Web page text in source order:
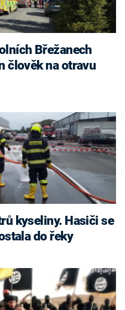
člověk na otravu
kyseliny. Hasiči se
do řeky